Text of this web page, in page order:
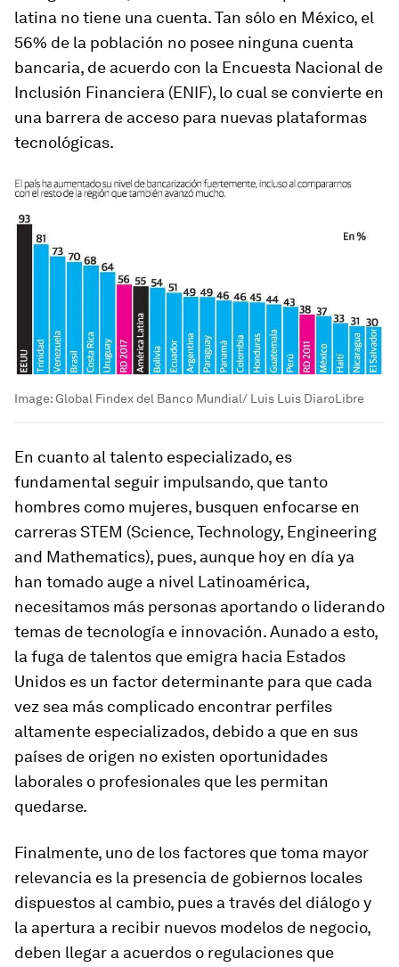
latina no tiene una cuenta. Tan sólo en México, el
56% de la población no posee ninguna cuenta
bancaria, de acuerdo con la Encuesta Nacional de
Inclusión Financiera (ENIF), lo cual se convierte en
una barrera de acceso para nuevas plataformas
tecnológicas.
Image:Global Findex del Banco Mundial/ Luis Luis DiaroLibre
En cuanto al talento especializado, es
fundamental seguir impulsando, que tanto
hombres como mujeres, busquen enfocarse en
carreras STEM (Science, Technology, Engineering
and Mathematics), pues, aunque hoy en día ya
han tomado auge a nivel Latinoamérica,
necesitamos más personas aportando o liderando
temas de tecnología e innovación. Aunado a esto,
la fuga de talentos que emigra hacia Estados
Unidos es un factor determinante para que cada
vez sea más complicado encontrar perfiles
altamente especializados, debido a que en sus
países de origen no existen oportunidades
laborales o profesionales que les permitan
quedarse.
Finalmente, uno de los factores que toma mayor
relevancia es la presencia de gobiernos locales
dispuestos al cambio, pues a través del diálogo y
la apertura a recibir nuevos modelos de negocio,
deben llegar a acuerdos o regulaciones que